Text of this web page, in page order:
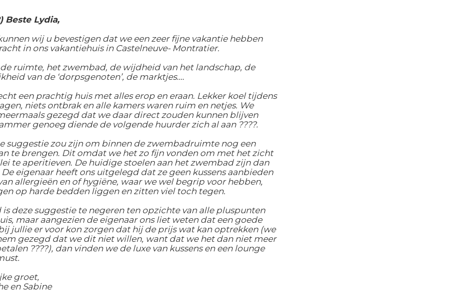
Beste Lydia,
wij u bevestigen dat we een zeer fijne vakantie hebben
in ons vakantiehuis in Castelneuve- Montratier.
ruimte, het zwembad, de wijdheid van het landschap, de
van de ‘dorpsgenoten’, de marktjes….
een prachtig huis met alles erop en eraan. Lekker koel tijdens
niets ontbrak en alle kamers waren ruim en netjes. We
gezegd dat we daar direct zouden kunnen blijven
genoeg diende de volgende huurder zich al aan ????.
suggestie zou zijn om binnen de zwembadruimte nog een
te brengen. Dit omdat we het zo fijn vonden om met het zicht
te aperitieven. De huidige stoelen aan het zwembad zijn dan
eigenaar heeft ons uitgelegd dat ze geen kussens aanbieden
allergieën en of hygiëne, waar we wel begrip voor hebben,
op harde bedden liggen en zitten viel toch tegen.
is deze suggestie te negeren ten opzichte van alle pluspunten
maar aangezien de eigenaar ons liet weten dat een goede
jullie er voor kon zorgen dat hij de prijs wat kan optrekken (we
gezegd dat we dit niet willen, want dat we het dan niet meer
????), dan vinden we de luxe van kussens en een lounge
groet,
en Sabine